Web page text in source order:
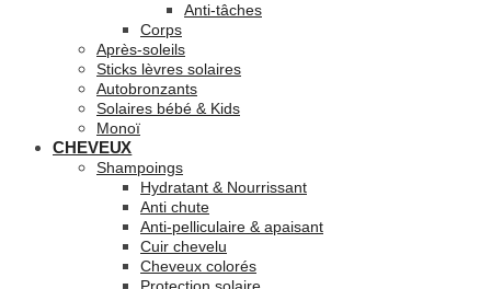
Anti-tâches
Corps
Après-soleils
Sticks lèvres solaires
Autobronzants
Solaires bébé & Kids
Monoï
CHEVEUX
Shampoings
Hydratant & Nourrissant
Anti chute
Anti-pelliculaire & apaisant
Cuir chevelu
Cheveux colorés